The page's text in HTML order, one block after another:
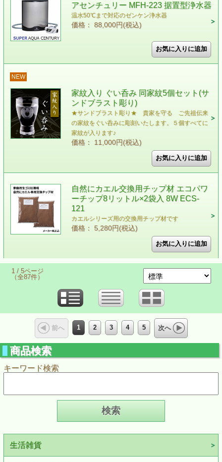
アセンチュリー MFH-223 据置型浄水器
温水50℃まで対応のゼンケン浄水器
価格： 88,000円(税込)
NEW
家紋入り ぐい呑み 同家紋5個セット(サ
ンドブラスト彫り)
★サンドブラスト彫り★ 貴家を守る ご先祖伝来
の家紋をぐい呑みに彫刻いたします。５個すべてに
家紋が入ります♪
価格： 11,000円(税込)
自然にカエル交換用チップ材 エコパワ
ーチップ8リットル×2袋入 8W ECS-
121
カエルシリーズ用の交換用チップ材です
価格： 5,280円(税込)
1 / 5ページ
（全87件）
前へ 1 2 3 4 5 次へ
商品検索
キーワード検索
生活雑貨